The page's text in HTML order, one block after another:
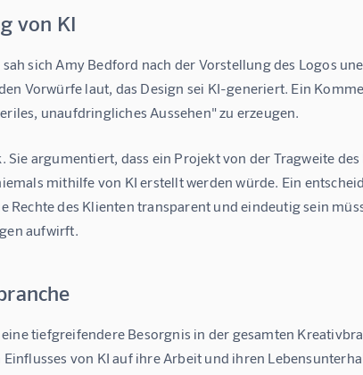
von KI
sich Amy Bedford nach der Vorstellung des Logos
Vorwürfe laut, das Design sei KI-generiert. Ein
unaufdringliches Aussehen" zu erzeugen.
argumentiert, dass ein Projekt von der Tragweite
mithilfe von KI erstellt werden würde. Ein
des Klienten transparent und eindeutig sein
aufwirft.
tiefgreifendere Besorgnis in der gesamten
von KI auf ihre Arbeit und ihren